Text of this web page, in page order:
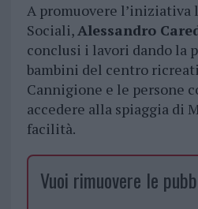
A promuovere l’iniziativa
Sociali,Alessandro
conclusi i lavori dando la
bambini del centro
Cannigione e le persone
accedere alla spiaggia di
facilità.
Vuoi rimuovere le